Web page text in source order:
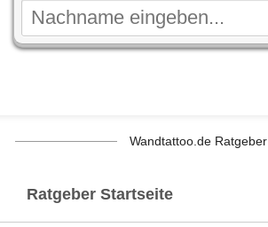
Wandtattoo.de Ratgeber
Ratgeber Startseite